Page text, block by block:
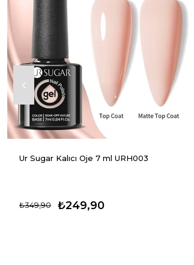
Ur Sugar Kalıcı Oje 7 ml URH003
₺249,90
₺349,90